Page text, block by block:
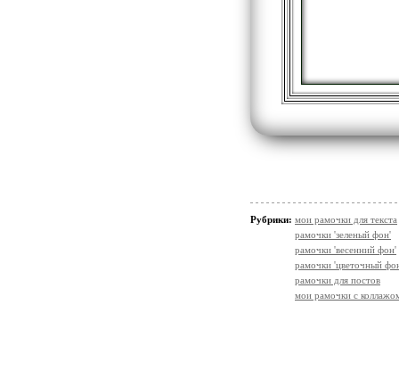
Рубрики: мои рамочки для текста
рамочки 'зеленый фон'
рамочки 'весенний фон'
рамочки 'цветочный
рамочки для постов
мои рамочки с